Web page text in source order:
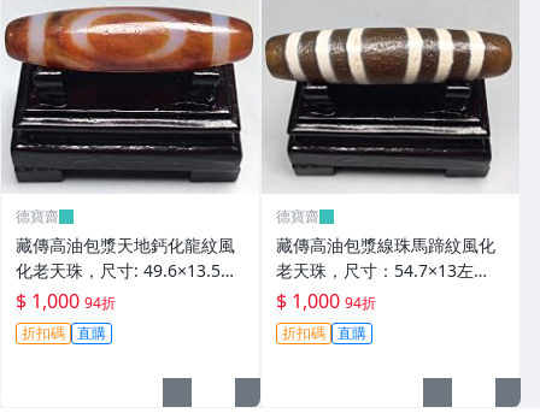
德寶齋
藏傳高油包漿天地鈣化龍紋風
化老天珠，尺寸: 49.6×13.5左
右，材質：瑪瑙， 天珠 瑪瑙
硃砂【德寶齋】406
$ 1,000 94折
折扣碼 直購
德寶齋
藏傳高油包漿線珠馬蹄紋風化
老天珠，尺寸：54.7×13左
右，材質：瑪瑙，玉髓 天珠 瑪
瑙 硃砂【德寶齋】405
$ 1,000 94折
折扣碼 直購